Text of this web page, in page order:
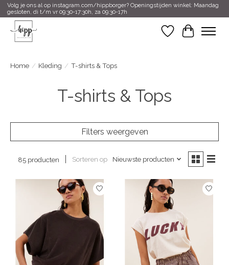
Volg je ons al op instagram.com/hippborger? Openingstijden winkel: Maandag
gesloten, di t/m vr 09:30-17:30h, za 09:30-17h
Verlanglijst
Home / Kleding / T-shirts & Tops
T-shirts & Tops
Filters weergeven
85 producten Sorteren op Nieuwste producten